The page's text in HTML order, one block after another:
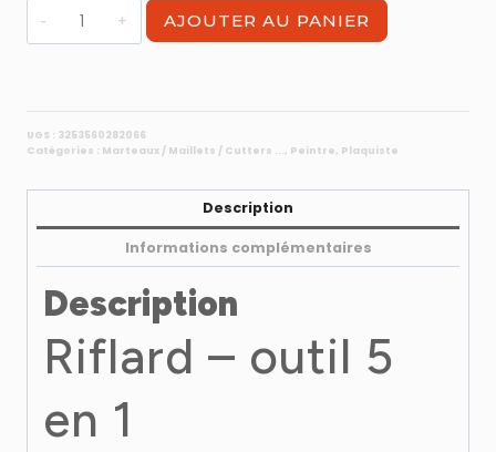
quantité
de
5
en
Stanley
AJOUTER AU PANIER
UGS : 3253560282066
Catégories : Marteaux / Maillets / Cutters ..., Peintre, Plaquiste
Description
Informations complémentaires
Description
Riflard – outil 5
en 1